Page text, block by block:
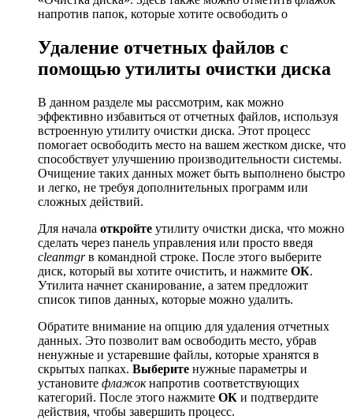
напротив папок, которые хотите освободить о
Удаление отчетных файлов с
помощью утилиты очистки диска
В данном разделе мы рассмотрим, как можно
эффективно избавиться от отчетных файлов, используя
встроенную утилиту очистки диска. Этот процесс
помогает освободить место на вашем жестком диске, что
способствует улучшению производительности системы.
Очищение таких данных может быть выполнено быстро
и легко, не требуя дополнительных программ или
сложных действий.
Для начала откройте утилиту очистки диска, что можно
сделать через панель управления или просто введя
cleanmgrв командной строке. После этого выберите
диск, который вы хотите очистить, и нажмите ОК.
Утилита начнет сканирование, а затем предложит
список типов данных, которые можно удалить.
Обратите внимание на опцию для удаления отчетных
данных. Это позволит вам освободить место, убрав
ненужные и устаревшие файлы, которые хранятся в
скрытых папках. Выберите нужные параметры и
установите флажокнапротив соответствующих
категорий. После этого нажмите ОК и подтвердите
действия, чтобы завершить процесс.